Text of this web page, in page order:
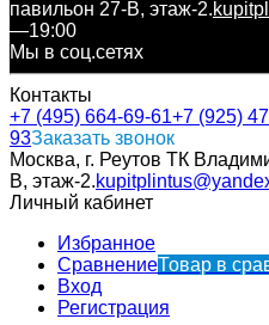
павильон 27-В, этаж-2.
—19:00
Мы в соц.сетях
Контакты
+7 (495) 664-69-61+7 (925)
93Заказать звонок
Москва, г. Реутов ТК
В, этаж-2.
Личный кабинет
Избранное
СравнениеТовар в
Вход
Регистрация